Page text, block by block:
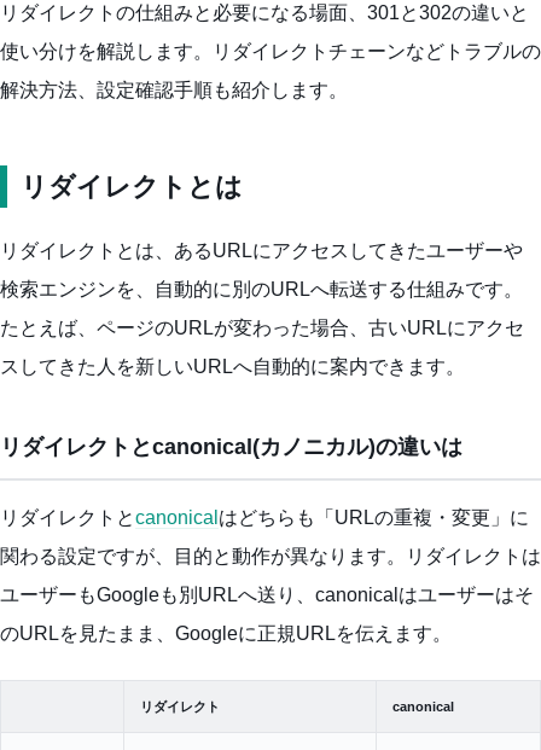
リダイレクトの仕組みと必要になる場面、301と302の違いと
使い分けを解説します。リダイレクトチェーンなどトラブルの
解決方法、設定確認手順も紹介します。
リダイレクトとは
リダイレクトとは、あるURLにアクセスしてきたユーザーや
検索エンジンを、自動的に別のURLへ転送する仕組みです。
たとえば、ページのURLが変わった場合、古いURLにアクセ
スしてきた人を新しいURLへ自動的に案内できます。
リダイレクトとcanonical(カノニカル)の違いは
リダイレクトとcanonical はどちらも「URLの重複・変更」に
関わる設定ですが、目的と動作が異なります。リダイレクトは
ユーザーもGoogleも別URLへ送り、canonicalはユーザーはそ
のURLを見たまま、Googleに正規URLを伝えます。
リダイレクト canonical